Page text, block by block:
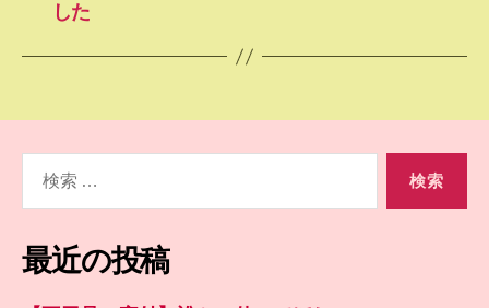
した
象:
最近の投稿